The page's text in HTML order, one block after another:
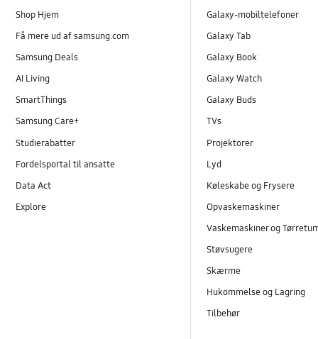
Shop Hjem
Få mere ud af samsung.com
Samsung Deals
AI Living
SmartThings
Samsung Care+
Studierabatter
Fordelsportal til ansatte
Data Act
Explore
Galaxy-mobiltelefoner
Galaxy Tab
Galaxy Book
Galaxy Watch
Galaxy Buds
TVs
Projektorer
Lyd
Køleskabe og Frysere
Opvaskemaskiner
Vaskemaskiner og
Støvsugere
Skærme
Hukommelse og Lagring
Tilbehør